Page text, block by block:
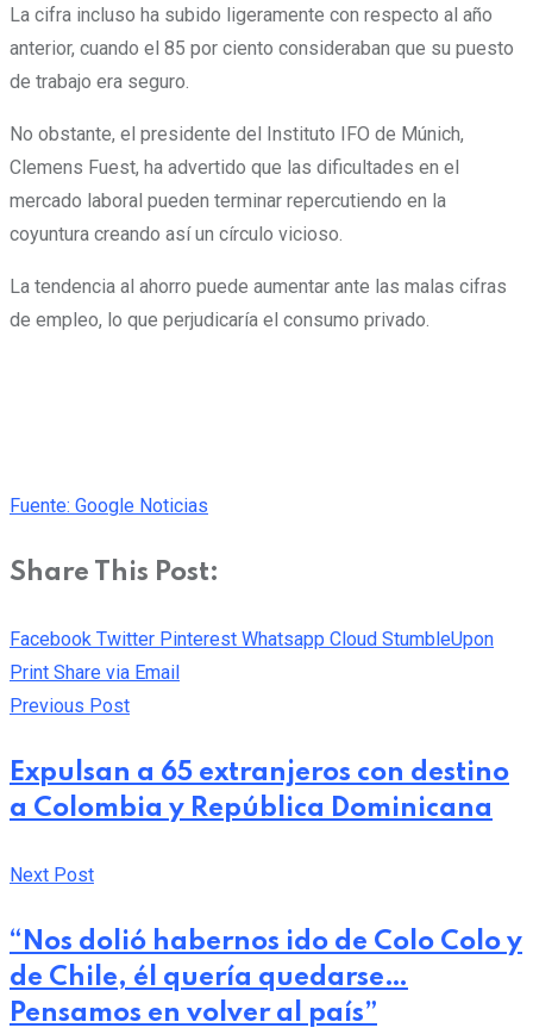
La cifra incluso ha subido ligeramente con respecto al año
anterior, cuando el 85 por ciento consideraban que su puesto
de trabajo era seguro.
No obstante, el presidente del Instituto IFO de Múnich,
Clemens Fuest, ha advertido que las dificultades en el
mercado laboral pueden terminar repercutiendo en la
coyuntura creando así un círculo vicioso.
La tendencia al ahorro puede aumentar ante las malas cifras
de empleo, lo que perjudicaría el consumo privado.
Fuente: Google Noticias
Share This Post:
Facebook Twitter Pinterest Whatsapp Cloud StumbleUpon
Print Share via Email
Previous Post
Expulsan a 65 extranjeros con destino
a Colombia y República Dominicana
Next Post
“Nos dolió habernos ido de Colo Colo y
de Chile, él quería quedarse…
Pensamos en volver al país”